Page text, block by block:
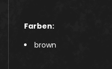
Farben:
brown